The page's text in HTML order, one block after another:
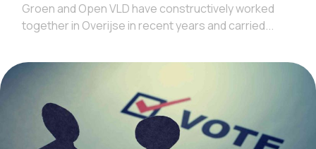
Groen and Open VLD have constructively worked
together in Overijse in recent years and carried...